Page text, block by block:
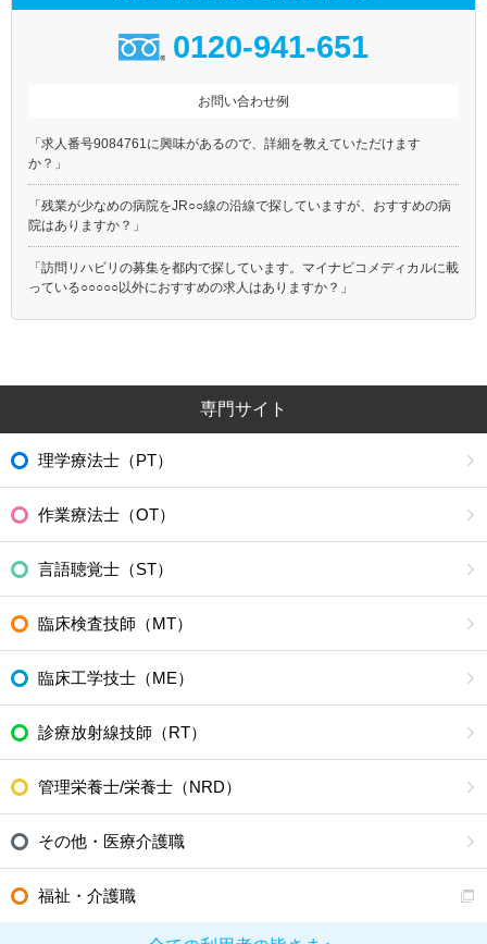
0120-941-651
お問い合わせ例
「求人番号9084761に興味があるので、詳細を教えていただけます
か？」
「残業が少なめの病院をJR○○線の沿線で探していますが、おすすめの病
院はありますか？」
「訪問リハビリの募集を都内で探しています。マイナビコメディカルに載
っている○○○○○以外におすすめの求人はありますか？」
専門サイト
理学療法士（PT）
作業療法士（OT）
言語聴覚士（ST）
臨床検査技師（MT）
臨床工学技士（ME）
診療放射線技師（RT）
管理栄養士/栄養士（NRD）
その他・医療介護職
福祉・介護職